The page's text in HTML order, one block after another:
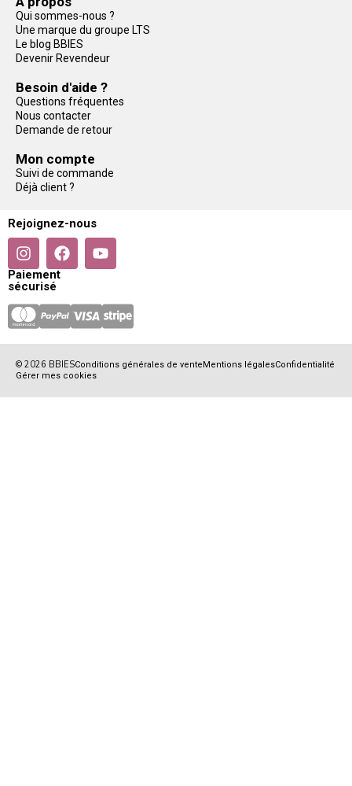
Qui sommes-nous ?
Une marque du groupe LTS
Le blog BBIES
Devenir Revendeur
Besoin d'aide ?
Questions fréquentes
Nous contacter
Demande de retour
Mon compte
Suivi de commande
Déjà client ?
Rejoignez-nous
Paiement
sécurisé
© 2026 BBIESConditions générales de vente Mentions légalesConfidentialité
Gérer mes cookies